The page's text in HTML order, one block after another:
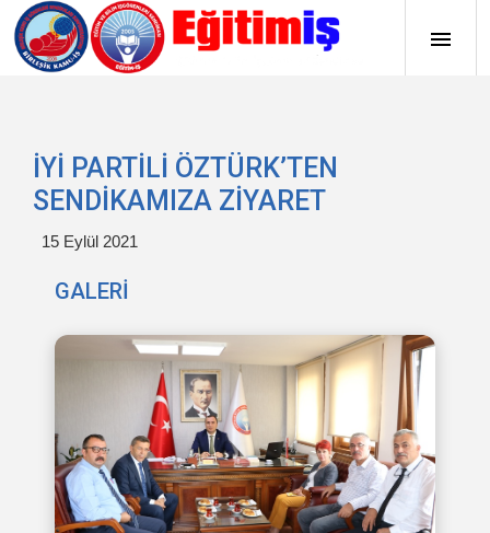
İYİ PARTİLİ ÖZTÜRK’TEN
SENDİKAMIZA ZİYARET
15 Eylül 2021
GALERİ